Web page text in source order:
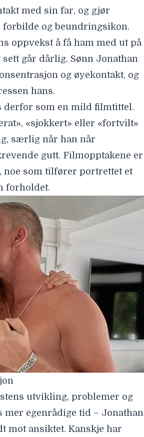
med sin far, og gjør
forbilde og beundringsikon.
oppvekst å få ham med ut på
går dårlig. Sønn Jonathan
og øyekontakt, og
hans.
derfor som en mild filmtittel.
«sjokkert» eller «fortvilt»
særlig når han når
gutt. Filmopptakene er
som tilfører portrettet et
forholdet.
utvikling, problemer og
egenrådige tid – Jonathan
mot ansiktet. Kanskje har